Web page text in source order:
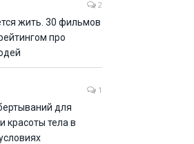
2
жить. 30 фильмов
про
1
для
красоты тела в